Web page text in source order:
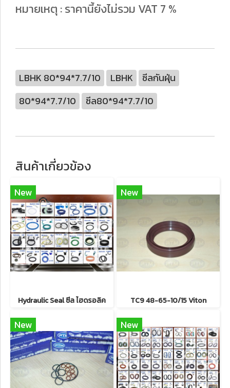
หมายเหตุ : ราคานี้ยังไม่รวม VAT 7 %
LBHK 80*94*7.7/10 LBHK
ซีลกันฝุ่น
80*94*7.7/10
ซีล80*94*7.7/10
สินค้าเกี่ยวข้อง
New
Hydraulic Seal ซีล ไฮดรอลิค
New
TC9 48-65-10/15 Viton
New New